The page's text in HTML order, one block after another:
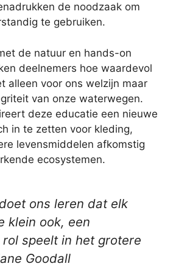
de noodzaak om
te gebruiken.
de natuur en hands-on
deelnemers hoe waardevol
alleen voor ons welzijn maar
van onze waterwegen.
deze educatie een nieuwe
in te zetten voor kleding,
levensmiddelen afkomstig
ecosystemen.
ons leren dat elk
klein ook, een
speelt in het grotere
Goodall